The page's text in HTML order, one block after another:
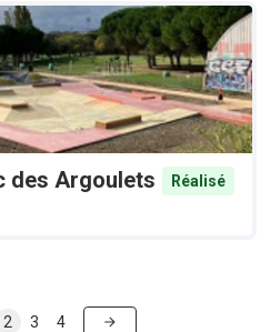
des Argoulets
Réalisé
2 3 4